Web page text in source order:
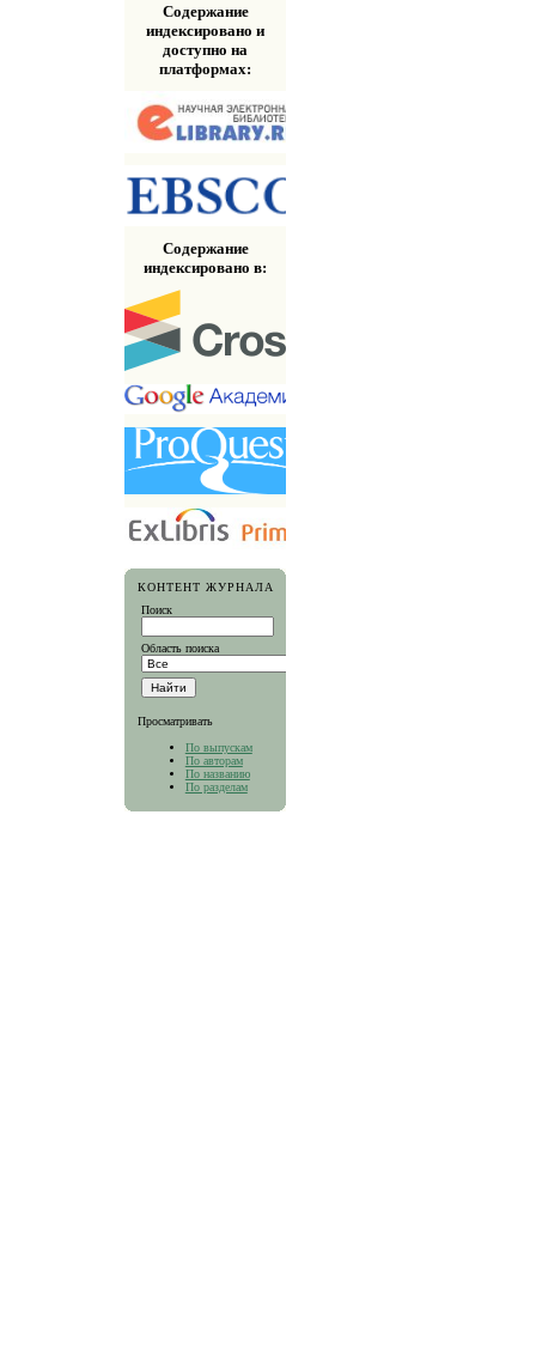
Содержание
индексировано и
доступно на
платформах:
Содержание
индексировано в:
КОНТЕНТ ЖУРНАЛА
Поиск
Область поиска
Просматривать
По выпускам
По авторам
По названию
По разделам